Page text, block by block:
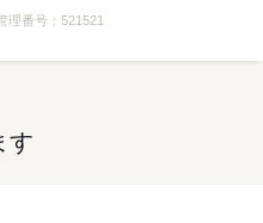
理番号： 521521
す